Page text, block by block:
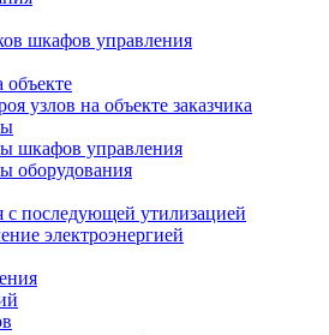
шкафов управления
объекте
узлов на объекте заказчика
шкафов управления
оборудования
с последующей утилизацией
электроэнергией